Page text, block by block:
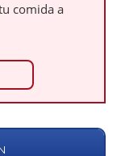
comida a